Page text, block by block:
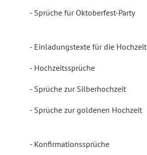
Sprüche für Oktoberfest-Party
Einladungstexte für die Hochzeit
Hochzeitssprüche
Sprüche zur Silberhochzeit
Sprüche zur goldenen Hochzeit
Konfirmationssprüche